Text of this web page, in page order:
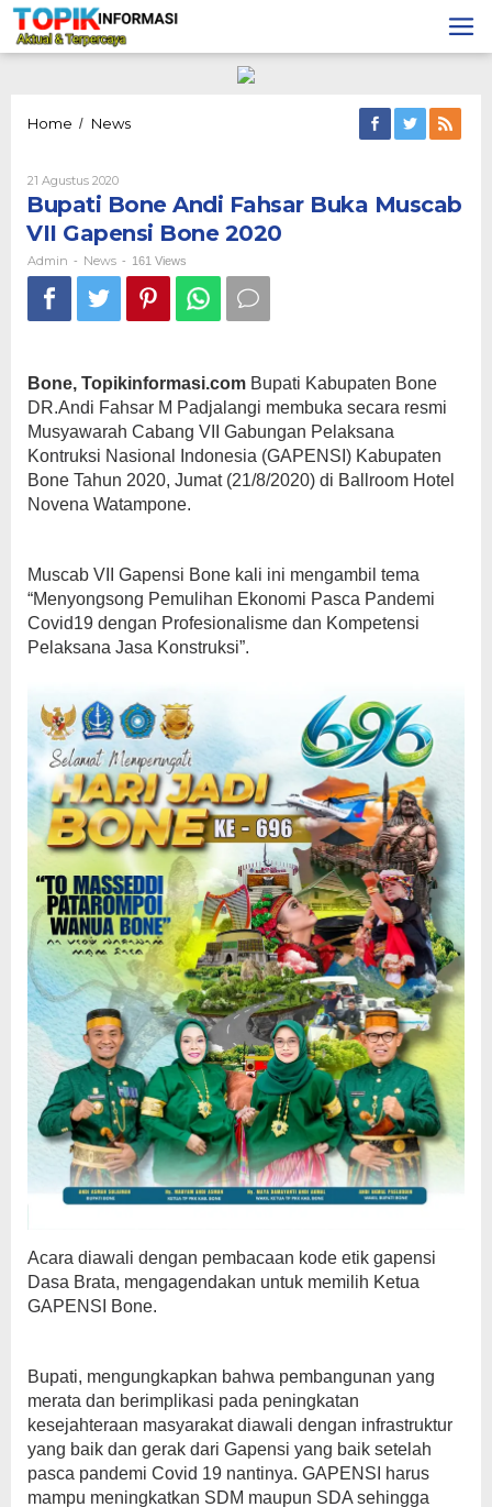
Lewati
konten
Home / NewsBupati
Buka
Muscab
VII
Gapensi
Bone
2020
21 Agustus 2020Oleh
Admin
Bupati Bone Andi Fahsar Buka Muscab
VII Gapensi Bone 2020
Admin - News - 161 Views
Bone, Topikinformasi.com Bupati Kabupaten Bone
DR.Andi Fahsar M Padjalangi membuka secara resmi
Musyawarah Cabang VII Gabungan Pelaksana
Kontruksi Nasional Indonesia (GAPENSI) Kabupaten
Bone Tahun 2020, Jumat (21/8/2020) di Ballroom Hotel
Novena Watampone.
Muscab VII Gapensi Bone kali ini mengambil tema
“Menyongsong Pemulihan Ekonomi Pasca Pandemi
Covid19 dengan Profesionalisme dan Kompetensi
Pelaksana Jasa Konstruksi”.
Acara diawali dengan pembacaan kode etik gapensi
Dasa Brata, mengagendakan untuk memilih Ketua
GAPENSI Bone.
Bupati, mengungkapkan bahwa pembangunan yang
merata dan berimplikasi pada peningkatan
kesejahteraan masyarakat diawali dengan infrastruktur
yang baik dan gerak dari Gapensi yang baik setelah
pasca pandemi Covid 19 nantinya. GAPENSI harus
mampu meningkatkan SDM maupun SDA sehingga